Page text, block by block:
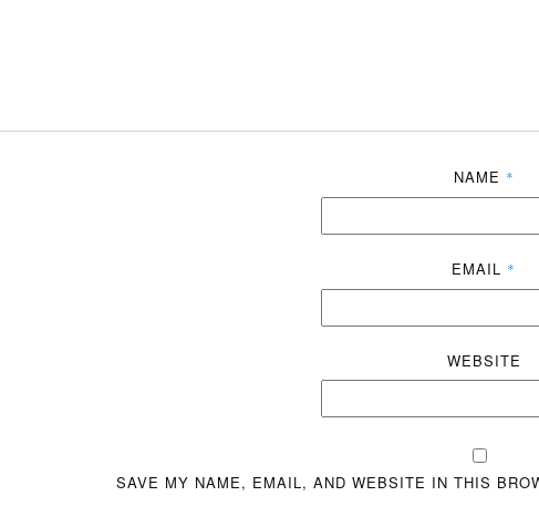
NAME *
EMAIL *
WEBSITE
SAVE MY NAME, EMAIL, AND WEBSITE IN THIS